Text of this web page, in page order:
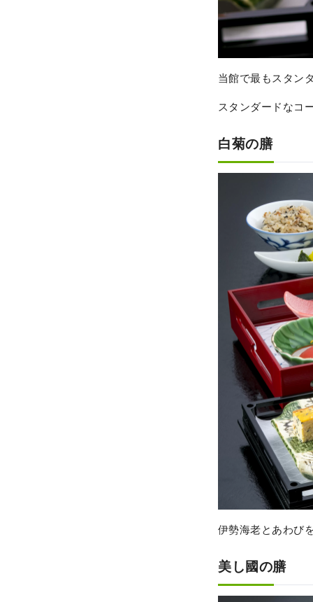
当館で最もスタン
スタンダードなコ
白菊の膳
伊勢海老とあわび
美し國の膳